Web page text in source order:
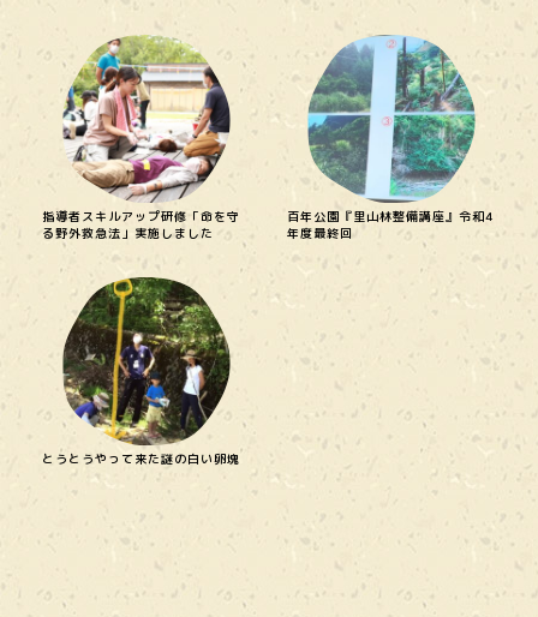
指導者スキルアップ研修「命を守
る野外救急法」実施しました
百年公園『里山林整備講座』令和4
年度最終回
とうとうやって来た謎の白い卵塊